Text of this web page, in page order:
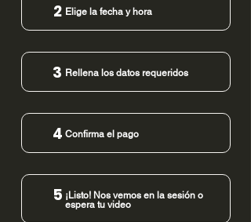
2 Elige la fecha y hora
3 Rellena los datos requeridos
4 Confirma el pago
5 ¡Listo! Nos vemos en la sesión o
espera tu video